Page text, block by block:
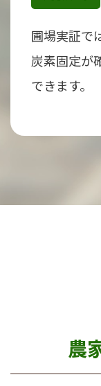
圃場実証で
炭素固定が
できます。
農